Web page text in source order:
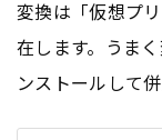
変換は「仮想プ
在します。うま
ンストールして